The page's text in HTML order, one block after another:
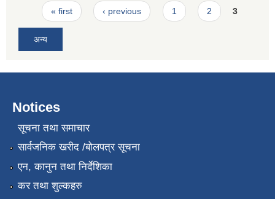
Pages
« first ‹ previous 1 2 3
अन्य
Notices
सूचना तथा समाचार
सार्वजनिक खरीद /बोलपत्र सूचना
एन, कानुन तथा निर्देशिका
कर तथा शुल्कहरु